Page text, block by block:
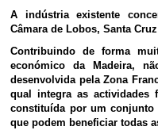
A indústria existente
Câmara de Lobos, Santa
Contribuindo de forma
económico da Madeira,
desenvolvida pela Zona
qual integra as actividades
constituída por um
que podem beneficiar todas